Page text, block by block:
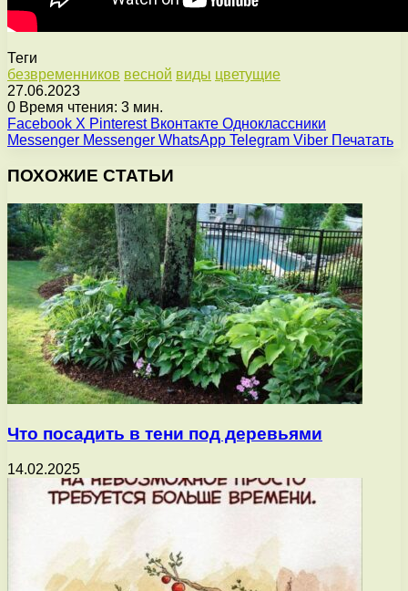
Теги
безвременников весной виды цветущие
27.06.2023
0 Время чтения: 3 мин.
Facebook X Pinterest Вконтакте Одноклассники
Messenger Messenger WhatsApp Telegram Viber Печатать
ПОХОЖИЕ СТАТЬИ
Что посадить в тени под деревьями
14.02.2025